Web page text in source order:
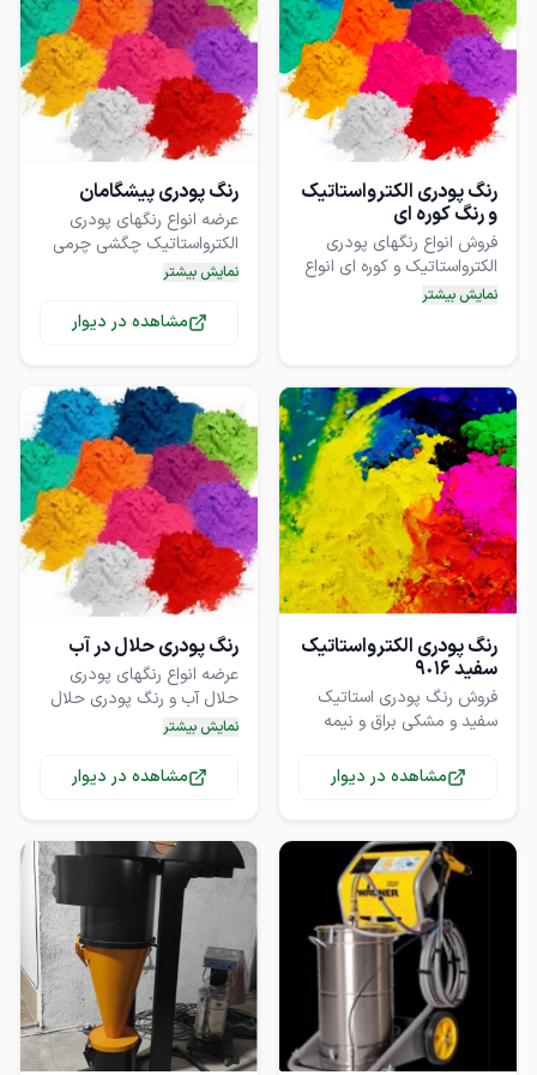
رنگ پودری الکترواستاتیک
و رنگ کوره ای
فروش انواع رنگهای پودری
الکترواستاتیک و کوره ای انواع
رنگهای پودری چکشی چرمی
نمایش بیشتر
رنگ پودری پیشگامان
عرضه انواع رنگهای پودری
الکترواستاتیک چگشی چرمی
پلی اورتان و...
نمایش بیشتر
مشاهده در دیوار
رنگ پودری الکترواستاتیک
سفید ٩٠١۶
فروش رنگ پودری استاتیک
سفید و مشکی براق و نیمه
درجه ١ مشاهده در دیوار
رنگ پودری حلال در آب
عرضه انواع رنگهای پودری
حلال آب و رنگ پودری حلال
روغن و رنگهای پودری معدنینمایش بیشتر
مشاهده در دیوار